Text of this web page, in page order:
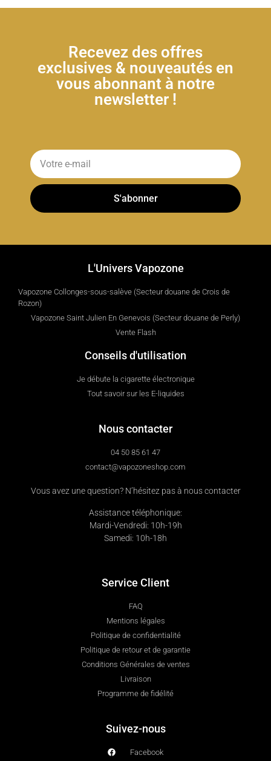
Recevez des offres
exclusives & nouveautés en
vous abonnant à notre
newsletter !
S'abonner
L'Univers Vapozone
Vapozone Collonges-sous-salève (Secteur douane de Crois de
Rozon)
Vapozone Saint Julien En Genevois (Secteur douane de Perly)
Vente Flash
Conseils d'utilisation
Je débute la cigarette électronique
Tout savoir sur les E-liquides
Nous contacter
04 50 85 61 47
contact@vapozoneshop.com
Vous avez une question? N’hésitez pas à nous contacter
Assistance téléphonique:
Mardi-Vendredi: 10h-19h
Samedi: 10h-18h
Service Client
FAQ
Mentions légales
Politique de confidentialité
Politique de retour et de garantie
Conditions Générales de ventes
Livraison
Programme de fidélité
Suivez-nous
Facebook